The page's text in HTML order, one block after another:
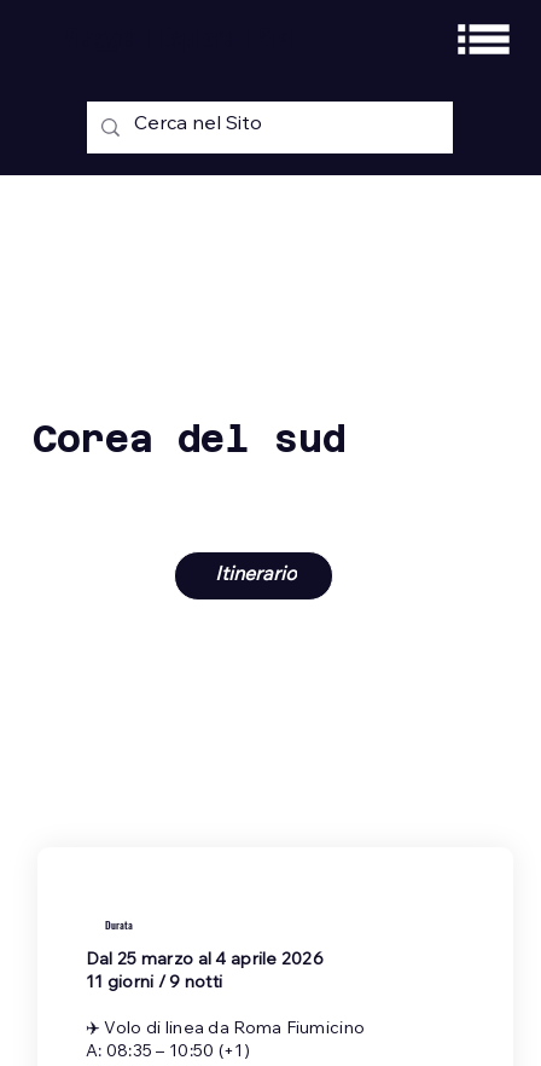
Corea del sud
Itinerario
Durata
Dal 25 marzo al 4 aprile 2026
11 giorni / 9 notti
✈️ Volo di linea da Roma Fiumicino
A: 08:35 – 10:50 (+1)